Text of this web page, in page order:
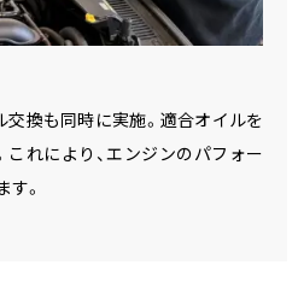
交換も同時に実施。適合オイルを
これにより、エンジンのパフォー
。